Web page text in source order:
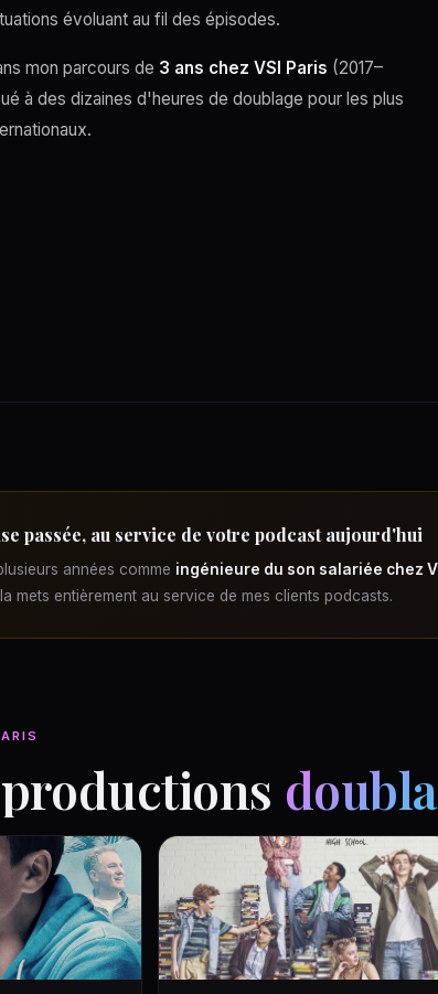
évoluant au fil des épisodes.
mon parcours de 3 ans chez VSI Paris (2017–
à des dizaines d'heures de doublage pour les plus
passée, au service de votre podcast aujourd'hui
années comme ingénieure du son salariée chez
mets entièrement au service de mes clients podcasts.